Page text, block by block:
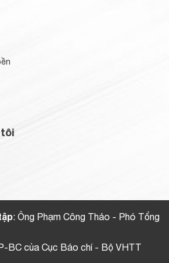
: Ông Phạm Công Thảo - Phó Tổng
BC của Cục Báo chí - Bộ VHTT